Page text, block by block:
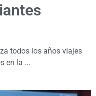
todos los años viajes
en la ...